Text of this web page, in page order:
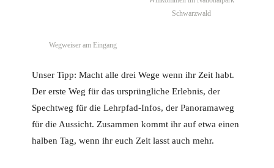
Wegweiser am Eingang
Schwarzwald
Unser Tipp: Macht alle drei Wege wenn ihr Zeit habt.
Der erste Weg für das ursprüngliche Erlebnis, der
Spechtweg für die Lehrpfad-Infos, der Panoramaweg
für die Aussicht. Zusammen kommt ihr auf etwa einen
halben Tag, wenn ihr euch Zeit lasst auch mehr.